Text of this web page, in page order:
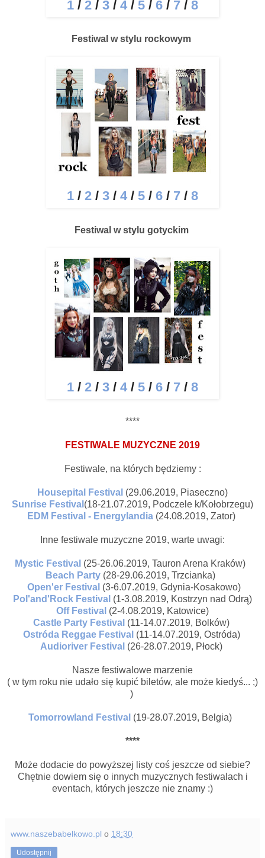
1 / 2 / 3 / 4 / 5 / 6 / 7 / 8
Festiwal w stylu rockowym
1 / 2 / 3 / 4 / 5 / 6 / 7 / 8
Festiwal w stylu gotyckim
1 / 2 / 3 / 4 / 5 / 6 / 7 / 8
****
FESTIWALE MUZYCZNE 2019
Festiwale, na których będziemy :
Housepital Festival (29.06.2019, Piaseczno)
Sunrise Festival (18-21.07.2019, Podczele k/Kołobrzegu)
EDM Festival - Energylandia (24.08.2019, Zator)
Inne festiwale muzyczne 2019, warte uwagi:
Mystic Festival (25-26.06.2019, Tauron Arena Kraków)
Beach Party(28-29.06.2019, Trzcianka)
Open'er Festival (3-6.07.2019, Gdynia-Kosakowo)
Pol'and'Rock Festival (1-3.08.2019, Kostrzyn nad Odrą)
Off Festival (2-4.08.2019, Katowice)
Castle Party Festival (11-14.07.2019, Bolków)
Ostróda Reggae Festival (11-14.07.2019, Ostróda)
Audioriver Festival (26-28.07.2019, Płock)
Nasze festiwalowe marzenie
( w tym roku nie udało się kupić biletów, ale może kiedyś... ;)
)
Tomorrowland Festival (19-28.07.2019, Belgia)
****
Może dodacie do powyższej listy coś jeszcze od siebie?
Chętnie dowiem się o innych muzycznych festiwalach i
eventach, których jeszcze nie znamy :)
www.naszebabelkowo.pl o 18:30
Udostępnij